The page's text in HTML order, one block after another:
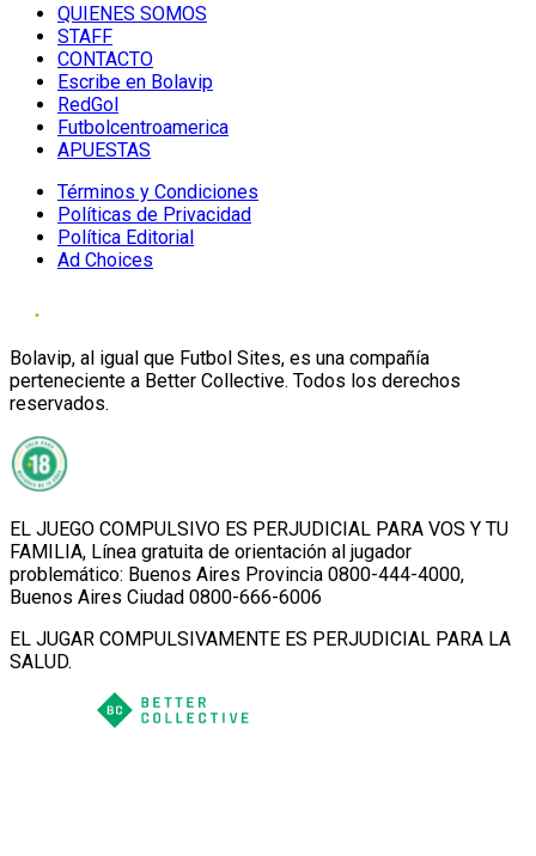
QUIENES SOMOS
STAFF
CONTACTO
Escribe en Bolavip
RedGol
Futbolcentroamerica
APUESTAS
Términos y Condiciones
Políticas de Privacidad
Política Editorial
Ad Choices
Bolavip, al igual que Futbol Sites, es una compañía
perteneciente a Better Collective. Todos los derechos
reservados.
EL JUEGO COMPULSIVO ES PERJUDICIAL PARA VOS Y TU
FAMILIA, Línea gratuita de orientación al jugador
problemático: Buenos Aires Provincia 0800-444-4000,
Buenos Aires Ciudad 0800-666-6006
EL JUGAR COMPULSIVAMENTE ES PERJUDICIAL PARA LA
SALUD.